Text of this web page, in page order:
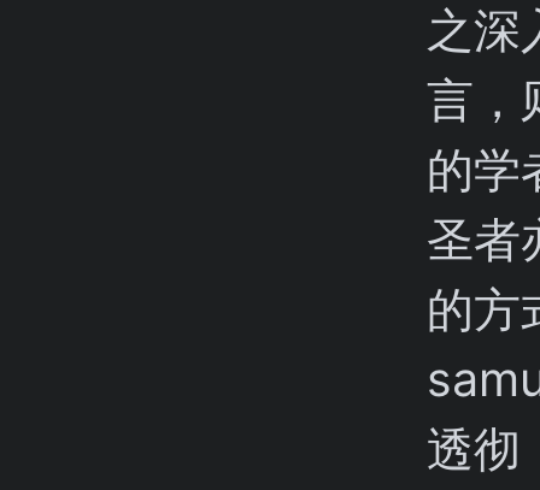
之深
言，
的学
圣者
的方
透彻